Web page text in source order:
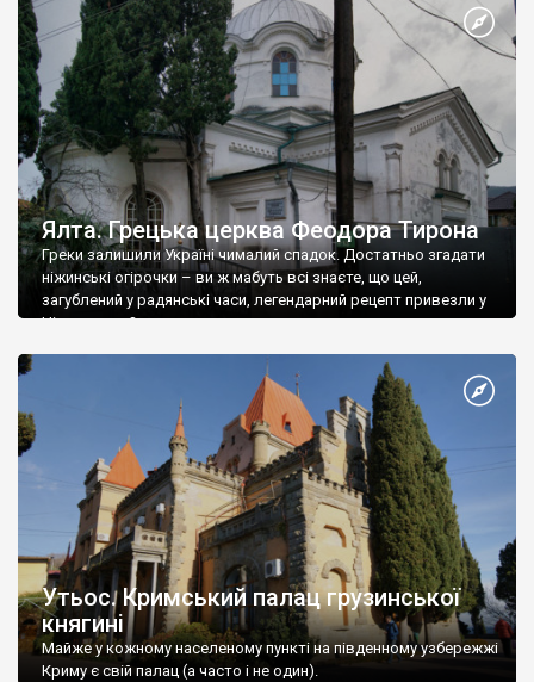
Ялта. Грецька церква Феодора Тирона
Греки залишили Україні чималий спадок. Достатньо згадати
ніжинські огірочки – ви ж мабуть всі знаєте, що цей,
загублений у радянські часи, легендарний рецепт привезли у
Ніжин греки?
Утьос. Кримський палац грузинської
княгині
Майже у кожному населеному пункті на південному узбережжі
Криму є свій палац (а часто і не один).